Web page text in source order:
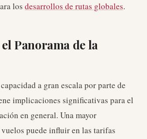
los desarrollos de rutas globales.
Panorama de la
a gran escala por parte de
implicaciones significativas para el
en general. Una mayor
puede influir en las tarifas